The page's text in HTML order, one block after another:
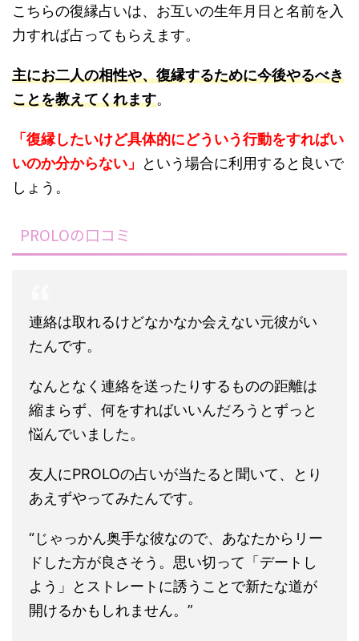
こちらの復縁占いは、お互いの生年月日と名前を入
力すれば占ってもらえます。
主にお二人の相性や、復縁するために今後やるべき
ことを教えてくれます。
「復縁したいけど具体的にどういう行動をすればい
いのか分からない」
という場合に利用すると良いで
しょう。
PROLOの口コミ
連絡は取れるけどなかなか会えない元彼がい
たんです。
なんとなく連絡を送ったりするものの距離は
縮まらず、何をすればいいんだろうとずっと
悩んでいました。
友人にPROLOの占いが当たると聞いて、とり
あえずやってみたんです。
“じゃっかん奥手な彼なので、あなたからリー
ドした方が良さそう。思い切って「デートし
よう」とストレートに誘うことで新たな道が
開けるかもしれません。”